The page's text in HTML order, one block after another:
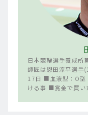
日本競輪選手養成所
師匠は恩田淳平選
17日 ■血液型：O
ける事 ■賞金で買い